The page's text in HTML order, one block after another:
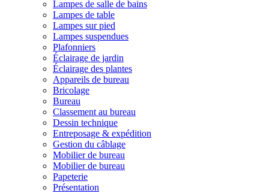
Lampes de salle de bains
Lampes de table
Lampes sur pied
Lampes suspendues
Plafonniers
Éclairage de jardin
Éclairage des plantes
Appareils de bureau
Bricolage
Bureau
Classement au bureau
Dessin technique
Entreposage & expédition
Gestion du câblage
Mobilier de bureau
Mobilier de bureau
Papeterie
Présentation